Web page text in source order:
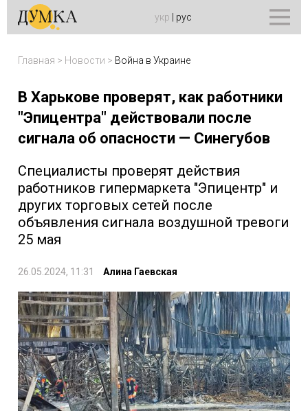
укр рус
Главная > Новости > Война в Украине
В Харькове проверят, как работники
"Эпицентра" действовали после
сигнала об опасности — Синегубов
Специалисты проверят действия
работников гипермаркета "Эпицентр" и
других торговых сетей после
объявления сигнала воздушной тревоги
25 мая
26.05.2024, 11:31 Алина Гаевская